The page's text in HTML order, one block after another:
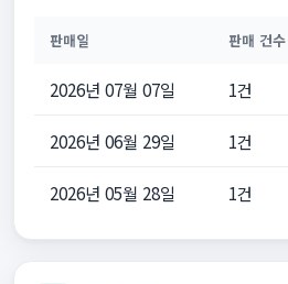
판매일 판매 건수
2026년 07월 07일 1건
2026년 06월 29일 1건
2026년 05월 28일 1건